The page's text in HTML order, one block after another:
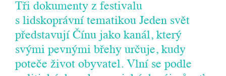
Tři dokumenty z festivalu
s lidskoprávní tematikou Jeden svět
představují Čínu jako kanál, který
svými pevnými břehy určuje, kudy
poteče život obyvatel. Vlní se podle